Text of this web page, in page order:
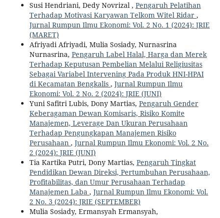
Susi Hendriani, Dedy Novrizal , Pengaruh Pelatihan
Terhadap Motivasi Karyawan Telkom Witel Ridar ,
Jurnal Rumpun Ilmu Ekonomi: Vol. 2 No. 1 (2024): JRIE
(MARET)
Afriyadi Afriyadi, Mulia Sosiady, Nurnasrina
Nurnasrina, Pengaruh Label Halal, Harga dan Merek
Terhadap Keputusan Pembelian Melalui Religiusitas
Sebagai Variabel Intervening Pada Produk HNI-HPAI
di Kecamatan Bengkalis , Jurnal Rumpun Ilmu
Ekonomi: Vol. 2 No. 2 (2024): JRIE (JUNI)
Yuni Safitri Lubis, Dony Martias, Pengaruh Gender
Keberagaman Dewan Komisaris, Risiko Komite
Manajemen, Leverage Dan Ukuran Perusahaan
Terhadap Pengungkapan Manajemen Risiko
Perusahaan , Jurnal Rumpun Ilmu Ekonomi: Vol. 2 No.
2 (2024): JRIE (JUNI)
Tia Kartika Putri, Dony Martias, Pengaruh Tingkat
Pendidikan Dewan Direksi, Pertumbuhan Perusahaan,
Profitabilitas, dan Umur Perusahaan Terhadap
Manajemen Laba , Jurnal Rumpun Ilmu Ekonomi: Vol.
2 No. 3 (2024): JRIE (SEPTEMBER)
Mulia Sosiady, Ermansyah Ermansyah,